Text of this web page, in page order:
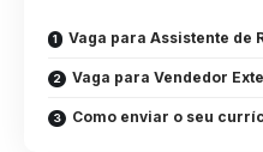
Vaga para Assistente de
Vaga para Vendedor
Como enviar o seu